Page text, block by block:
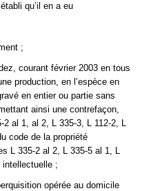
qu’il en a eu
;
courant février 2003 en tous
production, en l’espèce en
en entier ou partie sans
ainsi une contrefaçon,
al 1, al 2, L 335-3, L 112-2, L
code de la propriété
L 335-2 al 2, L 335-5 al 1, L
intellectuelle ;
opérée au domicile